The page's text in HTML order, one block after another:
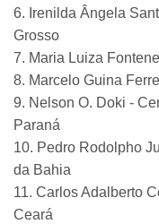
6. Irenilda Ângela
Grosso
7. Maria Luiza
8. Marcelo Guina
9. Nelson O. Doki -
Paraná
10. Pedro Rodolpho
da Bahia
11. Carlos Adalberto
Ceará